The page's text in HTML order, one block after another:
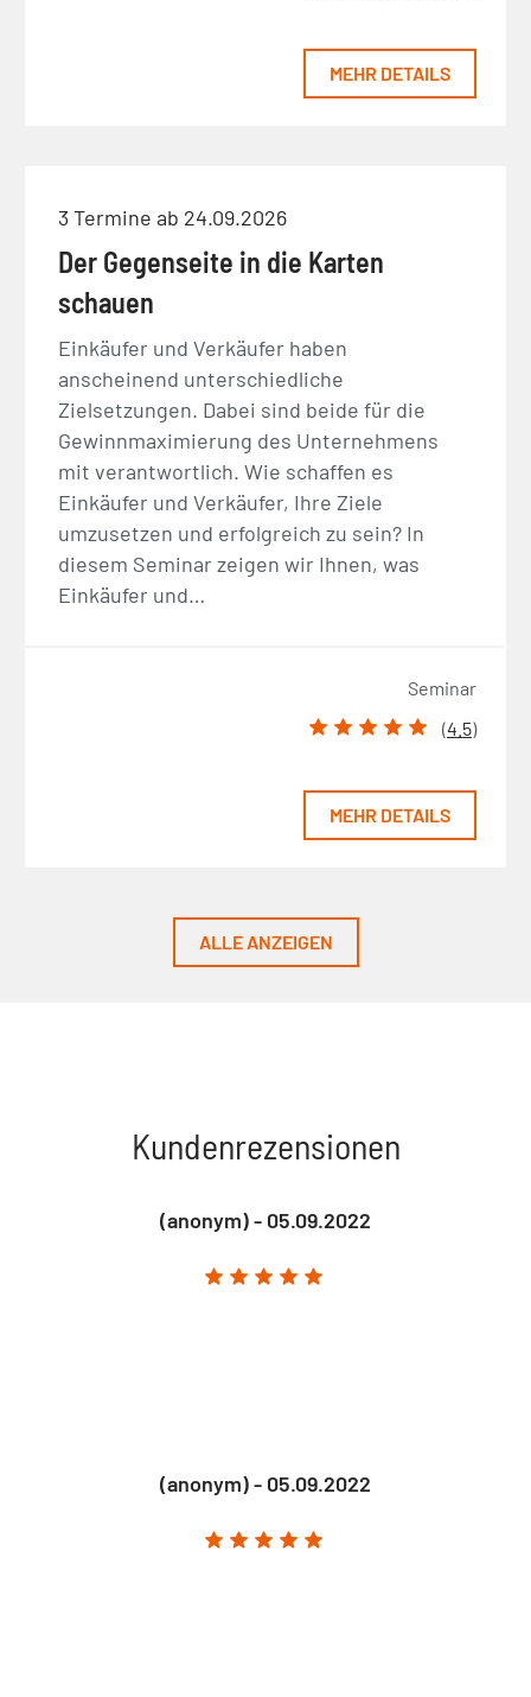
MEHR DETAILS
3 Termine ab 24.09.2026
Der Gegenseite in die Karten
schauen
Einkäufer und Verkäufer haben
anscheinend unterschiedliche
Zielsetzungen. Dabei sind beide für die
Gewinnmaximierung des Unternehmens
mit verantwortlich. Wie schaffen es
Einkäufer und Verkäufer, Ihre Ziele
umzusetzen und erfolgreich zu sein? In
diesem Seminar zeigen wir Ihnen, was
Einkäufer und…
Seminar
(4.5)
MEHR DETAILS
ALLE ANZEIGEN
Kundenrezensionen
(anonym) - 05.09.2022
(anonym) - 05.09.2022